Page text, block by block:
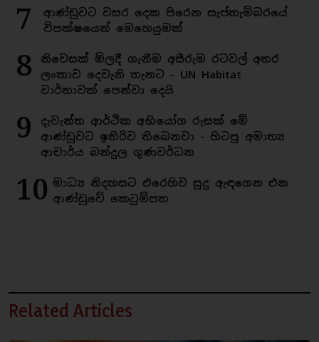
7
ආණ්ඩුවට වසර දෙක පිරෙන සැප්තැම්බරයේ
විපක්ෂයෙන් මෙහෙයුමක්
8
නිවෙසක් මිලදී ගැනීම අසීරුම රටවල් අතර
ලංකාව දෙවැනි තැනට - UN Habitat
වාර්තාවක් පෙන්වා දෙයි
9
දැවැන්ත ආර්ථික අභියෝග රුසක් මේ
ආණ්ඩුවට ඉතිරිව තිබෙනවා - හිටපු අමාත්‍ය
ආචාර්ය බන්දුල ගුණවර්ධන
10 මාධ්‍ය නිදහසට එරෙහිව සුදු ඇඳගෙන එන
ආණ්ඩුවේ කෙටුම්පත
Related Articles